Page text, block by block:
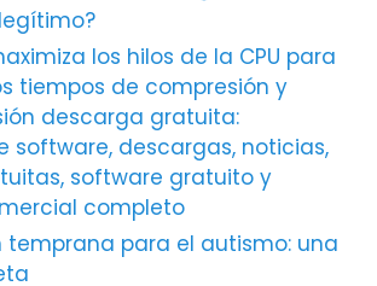
los hilos de la CPU para
tiempos de compresión y
descarga gratuita:
software, descargas, noticias,
software gratuito y
completo
temprana para el autismo: una